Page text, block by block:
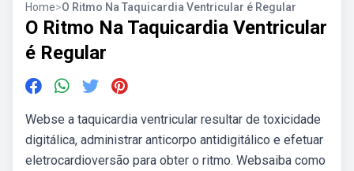
Home>O Ritmo Na Taquicardia Ventricular é Regular
O Ritmo Na Taquicardia Ventricular
é Regular
Webse a taquicardia ventricular resultar de toxicidade
digitálica, administrar anticorpo antidigitálico e efetuar
eletrocardioversão para obter o ritmo. Websaiba como